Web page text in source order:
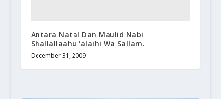
Antara Natal Dan Maulid Nabi
Shallallaahu ‘alaihi Wa Sallam.
December 31, 2009